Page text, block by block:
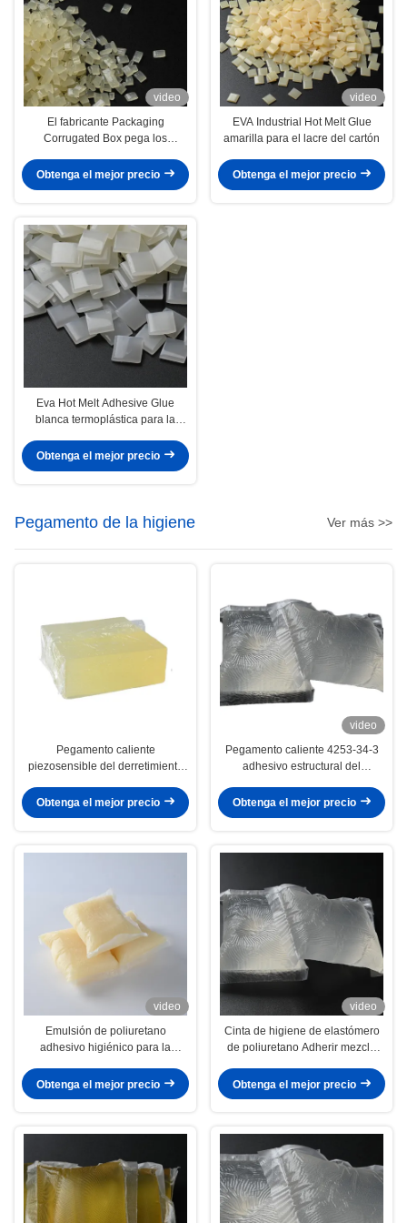
video
El fabricante Packaging
Corrugated Box pega los
derretimiento para la vinculación
Obtenga el mejor precio
video
EVA Industrial Hot Melt Glue
amarilla para el lacre del cartón
Obtenga el mejor precio
Eva Hot Melt Adhesive Glue
blanca termoplástica para la
Obtenga el mejor precio
Pegamento de la higiene Ver más >>
Pegamento caliente
piezosensible del derretimiento
estructural de la servilleta
Obtenga el mejor precio
video
Pegamento caliente 4253-34-3
adhesivo estructural del
del color claro
Obtenga el mejor precio
video
Emulsión de poliuretano
adhesivo higiénico para la
poliuretano
Obtenga el mejor precio
video
Cinta de higiene de elastómero
de poliuretano Adherir mezcla
óptima
Obtenga el mejor precio